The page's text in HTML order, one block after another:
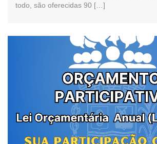
todo, são oferecidas 90 […]